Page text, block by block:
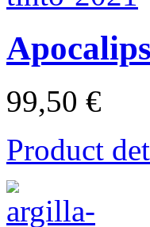
99,50 €
Product